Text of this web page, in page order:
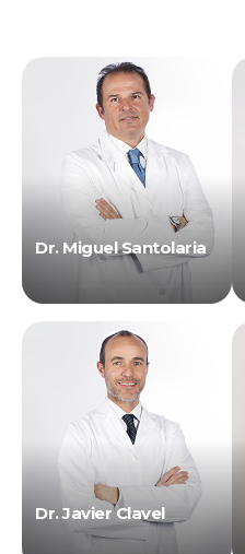
Dr. Miguel Santolaria
Dr. Javier Clavel